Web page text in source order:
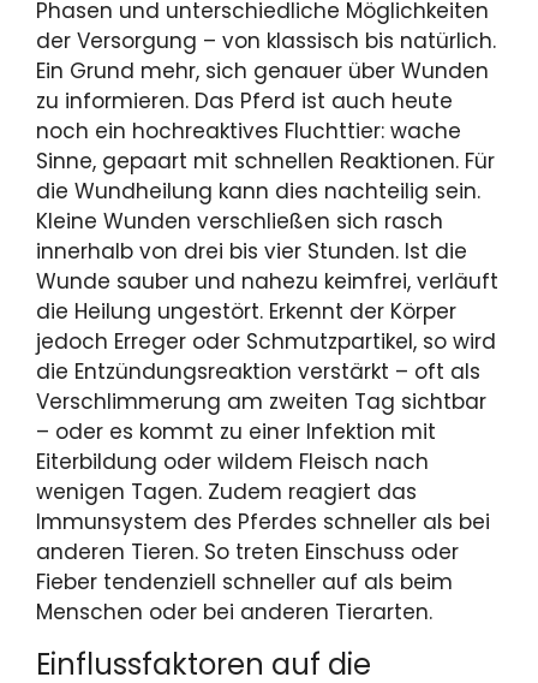
Phasen und unterschiedliche Möglichkeiten
der Versorgung – von klassisch bis natürlich.
Ein Grund mehr, sich genauer über Wunden
zu informieren. Das Pferd ist auch heute
noch ein hochreaktives Fluchttier: wache
Sinne, gepaart mit schnellen Reaktionen. Für
die Wundheilung kann dies nachteilig sein.
Kleine Wunden verschließen sich rasch
innerhalb von drei bis vier Stunden. Ist die
Wunde sauber und nahezu keimfrei, verläuft
die Heilung ungestört. Erkennt der Körper
jedoch Erreger oder Schmutzpartikel, so wird
die Entzündungsreaktion verstärkt – oft als
Verschlimmerung am zweiten Tag sichtbar
– oder es kommt zu einer Infektion mit
Eiterbildung oder wildem Fleisch nach
wenigen Tagen. Zudem reagiert das
Immunsystem des Pferdes schneller als bei
anderen Tieren. So treten Einschuss oder
Fieber tendenziell schneller auf als beim
Menschen oder bei anderen Tierarten.
Einflussfaktoren auf die